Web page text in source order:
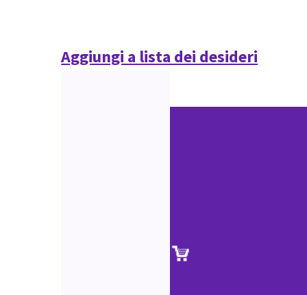
Aggiungi a lista dei desideri